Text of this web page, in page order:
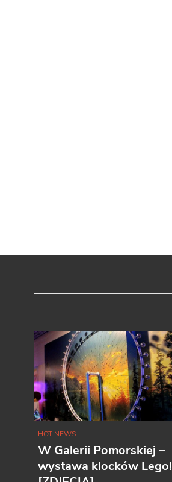
HOT NEWS
W Galerii Pomorskiej –
wystawa klocków Lego!